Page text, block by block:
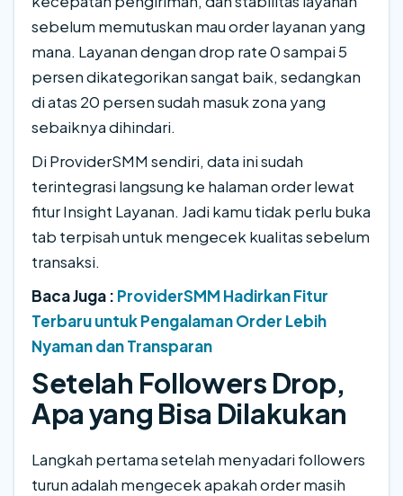
sebelum memutuskan mau order layanan yang
mana. Layanan dengan drop rate 0 sampai 5
persen dikategorikan sangat baik, sedangkan
di atas 20 persen sudah masuk zona yang
sebaiknya dihindari.
Di ProviderSMM sendiri, data ini sudah
terintegrasi langsung ke halaman order lewat
fitur Insight Layanan. Jadi kamu tidak perlu buka
tab terpisah untuk mengecek kualitas sebelum
transaksi.
Baca Juga : ProviderSMM Hadirkan Fitur
Terbaru untuk Pengalaman Order Lebih
Nyaman dan Transparan
Setelah Followers Drop,
Apa yang Bisa Dilakukan
Langkah pertama setelah menyadari followers
turun adalah mengecek apakah order masih